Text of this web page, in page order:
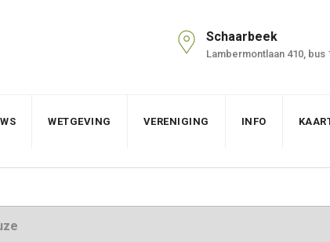
Schaarbeek
Lambermontlaan 410, bus
WETGEVING VERENIGING INFO